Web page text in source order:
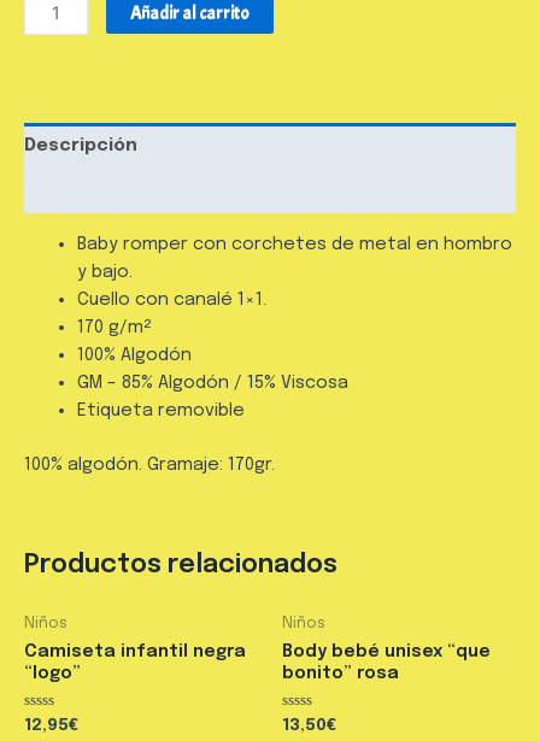
Añadir al carrito
Descripción
Baby romper con corchetes de metal en hombro
y bajo.
Cuello con canalé 1×1.
170 g/m²
100% Algodón
GM – 85% Algodón / 15% Viscosa
Etiqueta removible
100% algodón. Gramaje: 170gr.
Productos relacionados
Niños
Camiseta infantil negra
“logo”
Valorado
12,95€
Niños
Body bebé unisex “que
bonito” rosa
Valorado
13,50€